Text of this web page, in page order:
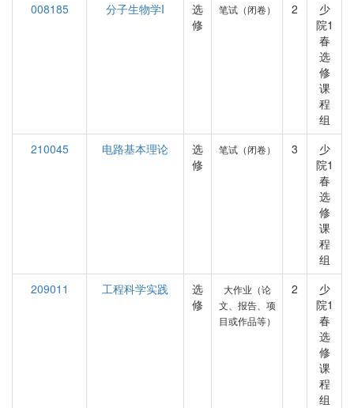
008185
分子生物学I
选
修
笔试（闭卷） 2
少
院1
春
选
修
课
程
组
210045
电路基本理论
选
修
笔试（闭卷） 3
少
院1
春
选
修
课
程
组
209011
工程科学实践
选
修
大作业（论
文、报告、项
目或作品等）
2
少
院1
春
选
修
课
程
组